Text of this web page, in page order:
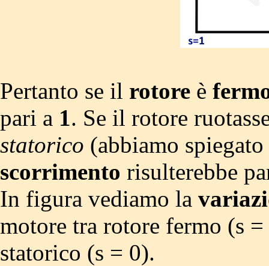
Pertanto se il rotore è
pari a 1. Se il rotore
statorico (abbiamo
scorrimento risulterebbe
In figura vediamo la
motore tra rotore fermo (s
statorico (s = 0).